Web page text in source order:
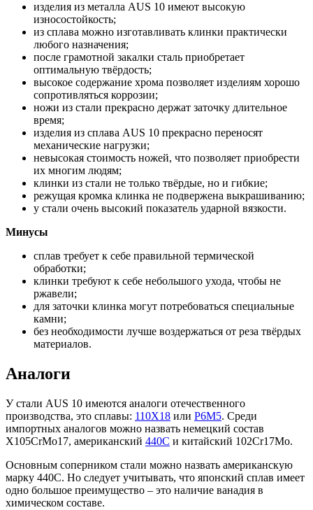
изделия из металла AUS 10 имеют высокую
износостойкость;
из сплава можно изготавливать клинки практически
любого назначения;
после грамотной закалки сталь приобретает
оптимальную твёрдость;
высокое содержание хрома позволяет изделиям хорошо
сопротивляться коррозии;
ножи из стали прекрасно держат заточку длительное
время;
изделия из сплава AUS 10 прекрасно переносят
механические нагрузки;
невысокая стоимость ножей, что позволяет приобрести
их многим людям;
клинки из стали не только твёрдые, но и гибкие;
режущая кромка клинка не подвержена выкрашиванию;
у стали очень высокий показатель ударной вязкости.
Минусы
сплав требует к себе правильной термической
обработки;
клинки требуют к себе небольшого ухода, чтобы не
ржавели;
для заточки клинка могут потребоваться специальные
камни;
без необходимости лучше воздержаться от реза твёрдых
материалов.
Аналоги
У стали AUS 10 имеются аналоги отечественного
производства, это сплавы: 110Х18 или Р6М5. Среди
импортных аналогов можно назвать немецкий состав
X105CrMo17, американский 440C и китайский 102Cr17Mo.
Основным соперником стали можно назвать американскую
марку 440C. Но следует учитывать, что японский сплав имеет
одно большое преимущество – это наличие ванадия в
химическом составе.